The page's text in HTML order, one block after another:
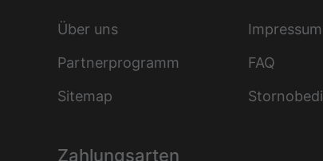
Über uns Impressum
Partnerprogramm
FAQ
Sitemap
Zahlungsarten